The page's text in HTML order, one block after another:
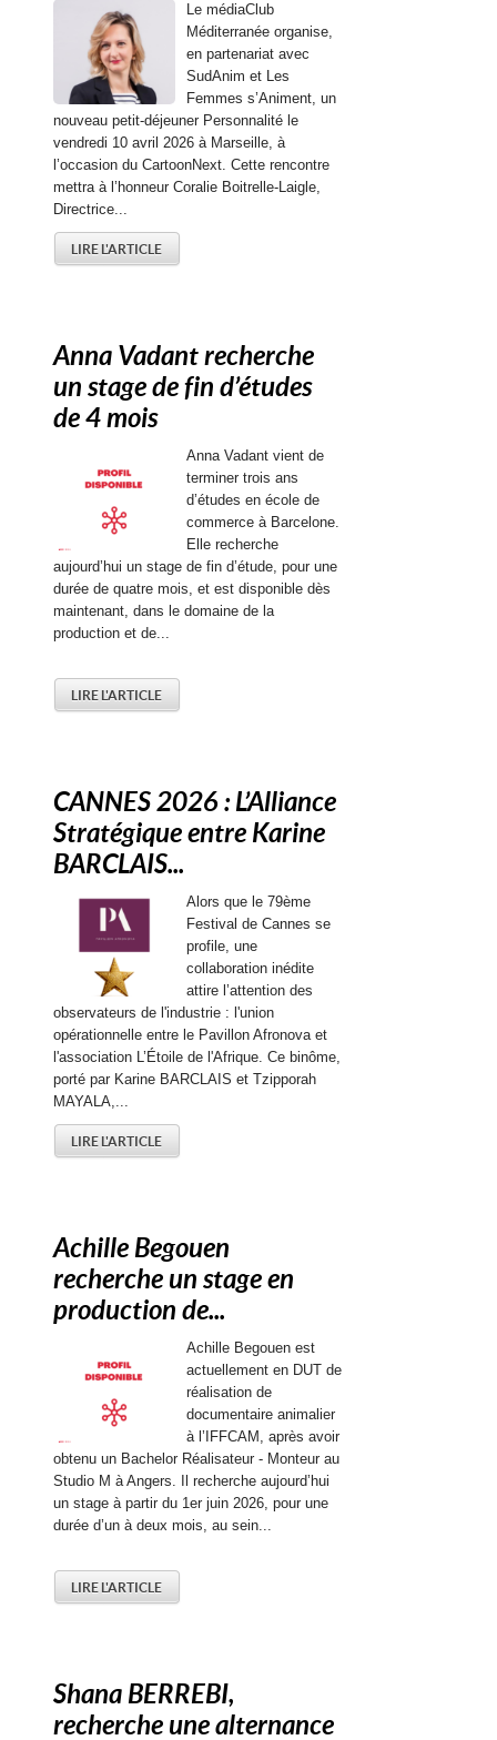
Le médiaClub
Méditerranée organise,
en partenariat avec
SudAnim et Les
Femmes s’Animent, un
nouveau petit-déjeuner Personnalité le
vendredi 10 avril 2026 à Marseille, à
l’occasion du CartoonNext. Cette rencontre
mettra à l’honneur Coralie Boitrelle-Laigle,
Directrice...
LIRE L'ARTICLE
Anna Vadant recherche
un stage de fin d’études
de 4 mois
Anna Vadant vient de
terminer trois ans
d’études en école de
commerce à Barcelone.
Elle recherche
aujourd’hui un stage de fin d’étude, pour une
durée de quatre mois, et est disponible dès
maintenant, dans le domaine de la
production et de...
LIRE L'ARTICLE
CANNES 2026 : L’Alliance
Stratégique entre Karine
BARCLAIS...
Alors que le 79ème
Festival de Cannes se
profile, une
collaboration inédite
attire l’attention des
observateurs de l'industrie : l'union
opérationnelle entre le Pavillon Afronova et
l'association L’Étoile de l'Afrique. Ce binôme,
porté par Karine BARCLAIS et Tzipporah
MAYALA,...
LIRE L'ARTICLE
Achille Begouen
recherche un stage en
production de...
Achille Begouen est
actuellement en DUT de
réalisation de
documentaire animalier
à l’IFFCAM, après avoir
obtenu un Bachelor Réalisateur - Monteur au
Studio M à Angers. Il recherche aujourd’hui
un stage à partir du 1er juin 2026, pour une
durée d’un à deux mois, au sein...
LIRE L'ARTICLE
Shana BERREBI,
recherche une alternance